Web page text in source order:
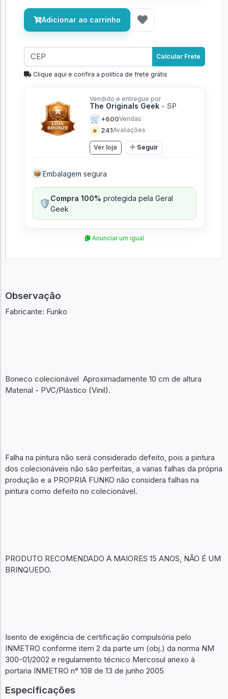
Adicionar ao carrinho
Calcular Frete
Clique aqui e confira a politíca de frete grátis
Vendido e entregue por
The Originals Geek - SP
🛒 +600Vendas
★ 241Avaliações
Ver loja Seguir
📦 Embalagem segura
🛡️Compra 100% protegida pela Geral
Geek
Anunciar um igual
Observação
Fabricante: Funko
Boneco colecionável Aproximadamente 10 cm de altura
Material - PVC/Plástico (Vinil).
Falha na pintura não será considerado defeito, pois a pintura
dos colecionáveis não são perfeitas, a varias falhas da própria
produção e a PROPRIA FUNKO não considera falhas na
pintura como defeito no colecionável.
PRODUTO RECOMENDADO A MAIORES 15 ANOS, NÃO É UM
BRINQUEDO.
Isento de exigência de certificação compulsória pelo
INMETRO conforme item 2 da parte um (obj.) da norma NM
300-01/2002 e regulamento técnico Mercosul anexo à
portaria INMETRO n° 108 de 13 de junho 2005
Especificações